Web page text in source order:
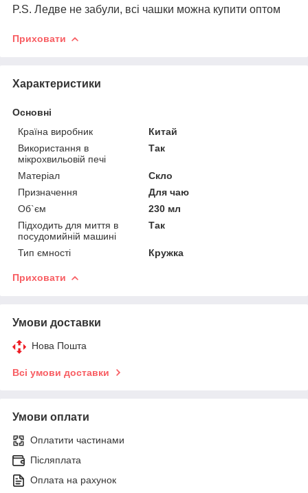
P.S. Ледве не забули, всі чашки можна купити оптом
Приховати
Характеристики
Основні
Країна виробник
Китай
Використання в
мікрохвильовій печі
Так
Матеріал
Скло
Призначення
Для чаю
Об`єм
230 мл
Підходить для миття в
посудомийній машині
Так
Тип ємності Кружка
Приховати
Умови доставки
Нова Пошта
Всі умови доставки
Умови оплати
Оплатити частинами
Післяплата
Оплата на рахунок